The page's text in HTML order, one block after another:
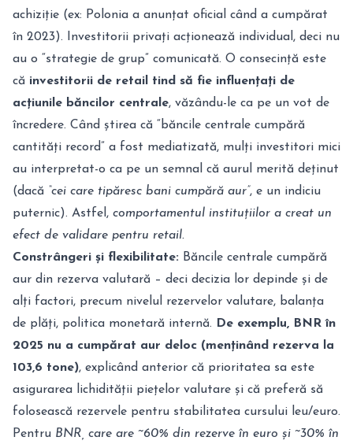
achiziție (ex: Polonia a anunțat oficial când a cumpărat
în 2023). Investitorii privați acționează individual, deci nu
au o “strategie de grup” comunicată. O consecință este
că investitorii de retail tind să fie influențați de
acțiunile băncilor centrale, văzându-le ca pe un vot de
încredere. Când știrea că “băncile centrale cumpără
cantități record” a fost mediatizată, mulți investitori mici
au interpretat-o ca pe un semnal că aurul merită deținut
(dacă “cei care tipăresc bani cumpără aur”, e un indiciu
puternic). Astfel, comportamentul instituțiilor a creat un
efect de validare pentru retail.
Constrângeri și flexibilitate: Băncile centrale cumpără
aur din rezerva valutară – deci decizia lor depinde și de
alți factori, precum nivelul rezervelor valutare, balanța
de plăți, politica monetară internă.
De exemplu, BNR în
2025 nu a cumpărat aur deloc (menținând rezerva la
103,6 tone), explicând anterior că prioritatea sa este
asigurarea lichidității piețelor valutare și că preferă să
folosească rezervele pentru stabilitatea cursului leu/euro.
Pentru BNR, care are ~60% din rezerve în euro și ~30% în